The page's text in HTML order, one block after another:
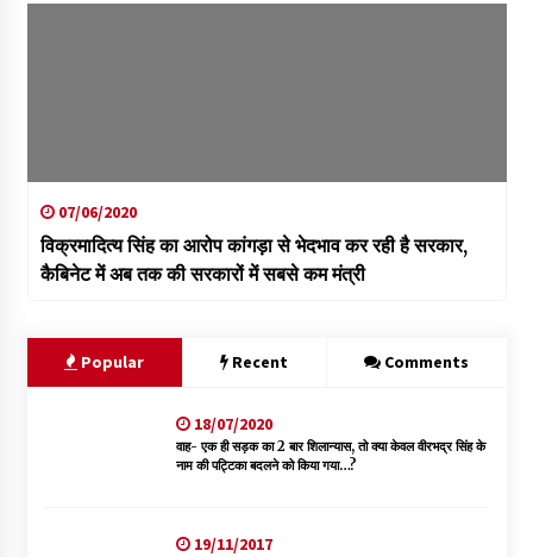
07/06/2020
विक्रमादित्य सिंह का आरोप कांगड़ा से भेदभाव कर रही है सरकार,
कैबिनेट में अब तक की सरकारों में सबसे कम मंत्री
Popular Recent Comments
18/07/2020
वाह- एक ही सड़क का 2 बार शिलान्यास, तो क्या केवल वीरभद्र सिंह के
नाम की पट्टिका बदलने को किया गया…?
19/11/2017